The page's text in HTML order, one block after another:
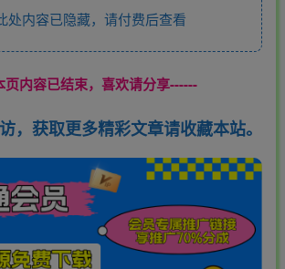
内容已隐藏，请付费后查看
页内容已结束，喜欢请分享------
，获取更多精彩文章请收藏本站。